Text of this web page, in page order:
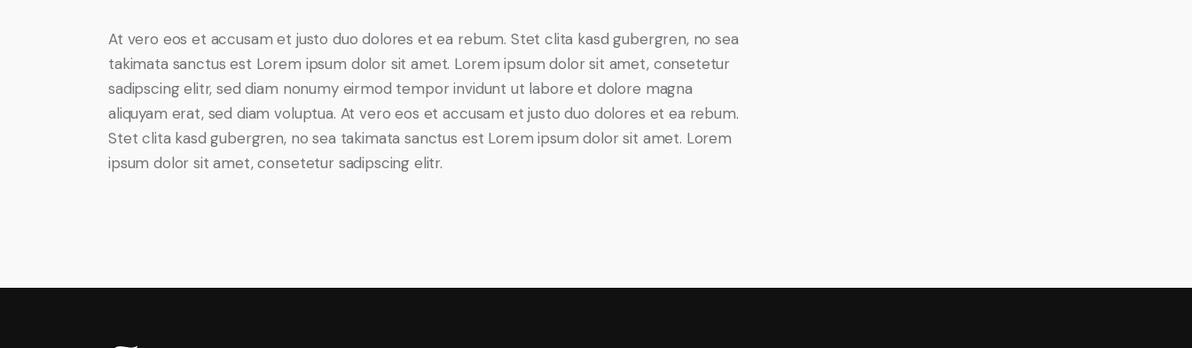
At vero eos et accusam et justo duo dolores et ea rebum. Stet clita kasd gubergren, no sea
takimata sanctus est Lorem ipsum dolor sit amet. Lorem ipsum dolor sit amet, consetetur
sadipscing elitr, sed diam nonumy eirmod tempor invidunt ut labore et dolore magna
aliquyam erat, sed diam voluptua. At vero eos et accusam et justo duo dolores et ea rebum.
Stet clita kasd gubergren, no sea takimata sanctus est Lorem ipsum dolor sit amet. Lorem
ipsum dolor sit amet, consetetur sadipscing elitr.